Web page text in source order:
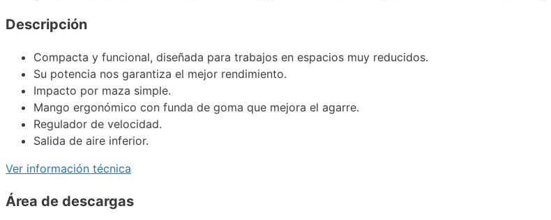
Descripción
Compacta y funcional, diseñada para trabajos en espacios muy reducidos.
Su potencia nos garantiza el mejor rendimiento.
Impacto por maza simple.
Mango ergonómico con funda de goma que mejora el agarre.
Regulador de velocidad.
Salida de aire inferior.
Ver información técnica
Área de descargas